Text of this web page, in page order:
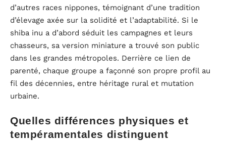
d’autres races nippones, témoignant d’une tradition
d’élevage axée sur la solidité et l’adaptabilité. Si le
shiba inu a d’abord séduit les campagnes et leurs
chasseurs, sa version miniature a trouvé son public
dans les grandes métropoles. Derrière ce lien de
parenté, chaque groupe a façonné son propre profil au
fil des décennies, entre héritage rural et mutation
urbaine.
Quelles différences physiques et
tempéramentales distinguent